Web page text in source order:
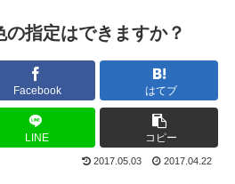
指定はできますか？
Facebook はてブ
LINE コピー
2017.05.03 2017.04.22